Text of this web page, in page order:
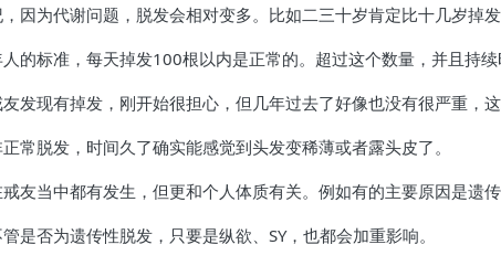
因为代谢问题，脱发会相对变多。比如二三十岁肯定比十几岁掉
的标准，每天掉发100根以内是正常的。超过这个数量，并且持
发现有掉发，刚开始很担心，但几年过去了好像也没有很严重，这
常脱发，时间久了确实能感觉到头发变稀薄或者露头皮了。
友当中都有发生，但更和个人体质有关。例如有的主要原因是遗
是否为遗传性脱发，只要是纵欲、SY，也都会加重影响。